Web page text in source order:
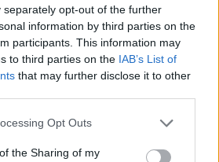
separately opt-out of the further
information by third parties on the
participants. This information may
to third parties on the IAB’s List of
that may further disclose it to other
app uses one or more Google
or usage behaviour. You may click to
Opt Outs
the Sharing of my